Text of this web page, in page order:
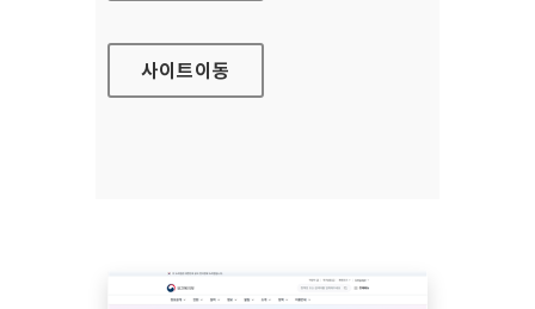
사이트이동